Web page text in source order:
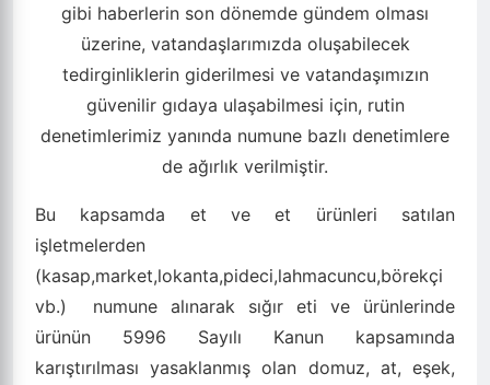
gibi haberlerin son dönemde gündem olması
üzerine, vatandaşlarımızda oluşabilecek
tedirginliklerin giderilmesi ve vatandaşımızın
güvenilir gıdaya ulaşabilmesi için, rutin
denetimlerimiz yanında numune bazlı denetimlere
de ağırlık verilmiştir.
Bu kapsamda et ve et ürünleri satılan
işletmelerden
(kasap,market,lokanta,pideci,lahmacuncu,börekçi
vb.)
numune alınarak sığır eti ve ürünlerinde
ürünün 5996 Sayılı Kanun kapsamında
karıştırılması yasaklanmış olan domuz, at, eşek,